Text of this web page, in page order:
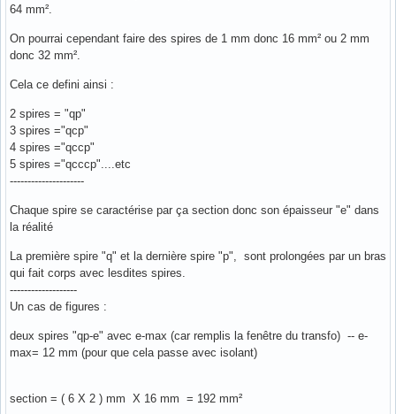
64 mm².
On pourrai cependant faire des spires de 1 mm donc 16 mm² ou 2 mm
donc 32 mm².
Cela ce defini ainsi :
2 spires = "qp"
3 spires ="qcp"
4 spires ="qccp"
5 spires ="qcccp"....etc
---------------------
Chaque spire se caractérise par ça section donc son épaisseur "e" dans
la réalité
La première spire "q" et la dernière spire "p", sont prolongées par un bras
qui fait corps avec lesdites spires.
-------------------
Un cas de figures :
deux spires "qp-e" avec e-max (car remplis la fenêtre du transfo) -- e-
max= 12 mm (pour que cela passe avec isolant)
section = ( 6 X 2 ) mm X 16 mm = 192 mm²